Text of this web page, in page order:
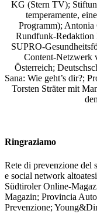
KG (Stern TV);
temperamente,
Programm); Antonia
Rundfunk-Redaktion
SUPRO-
Content-Netzwerk
Österreich;
Sana: Wie geht’s dir?;
Torsten Sträter mit
Ringraziamo
Rete di prevenzione del
e social network
Südtiroler Online-
Magazin; Provincia
Prevenzione;